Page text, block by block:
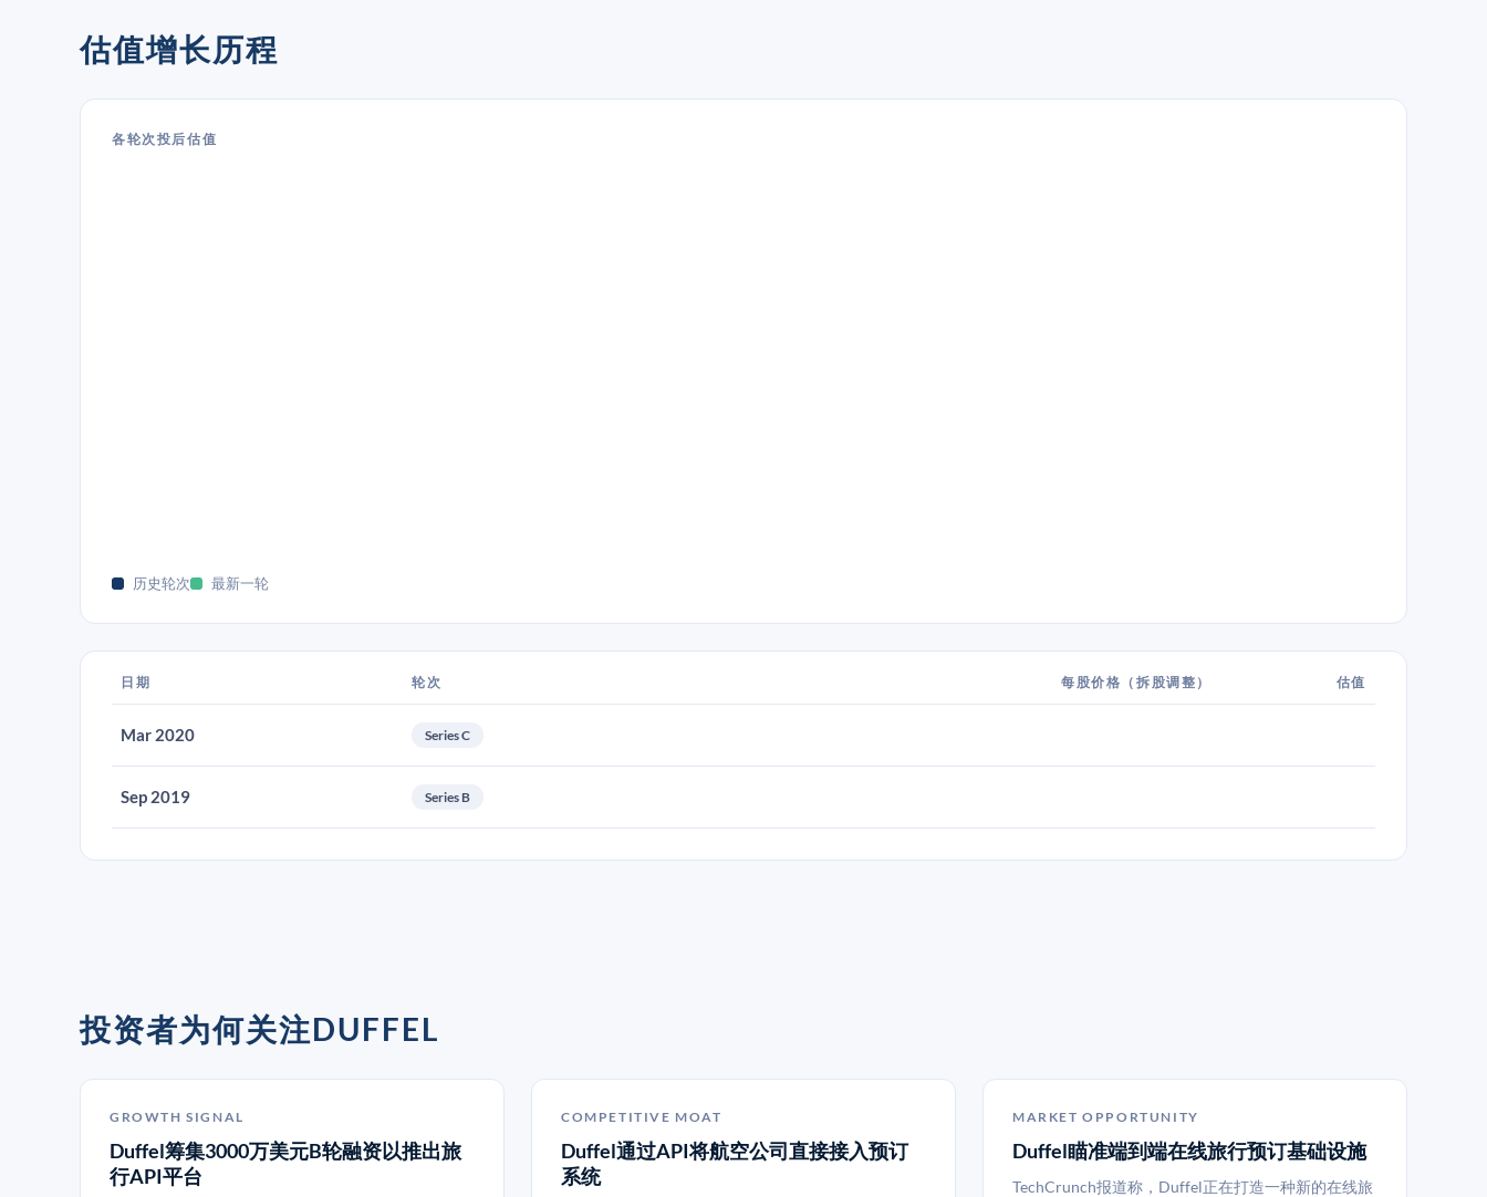
估值增长历程
各轮次投后估值
历史轮次 最新一轮
日期 轮次 每股价格（拆股调整） 估值
Mar 2020 Series C
Sep 2019 Series B
投资者为何关注DUFFEL
GROWTH SIGNAL
Duffel筹集3000万美元B轮融资以推出旅
行API平台
COMPETITIVE MOAT
Duffel通过API将航空公司直接接入预订
系统
MARKET OPPORTUNITY
Duffel瞄准端到端在线旅行预订基础设施
TechCrunch报道称，Duffel正在打造一种新的在线旅